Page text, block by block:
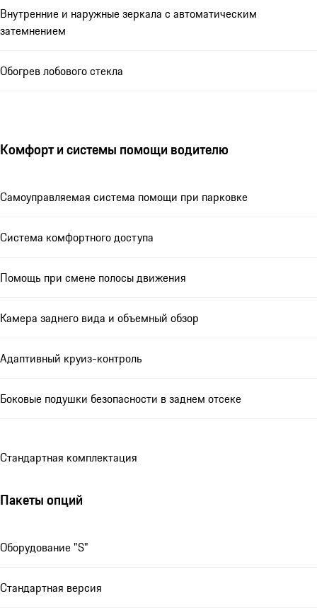
Внутренние и наружные зеркала с автоматическим
затемнением
Обогрев лобового стекла
Комфорт и системы помощи водителю
Самоуправляемая система помощи при парковке
Система комфортного доступа
Помощь при смене полосы движения
Камера заднего вида и объемный обзор
Адаптивный круиз-контроль
Боковые подушки безопасности в заднем отсеке
Стандартная комплектация
Пакеты опций
Оборудование "S"
Стандартная версия